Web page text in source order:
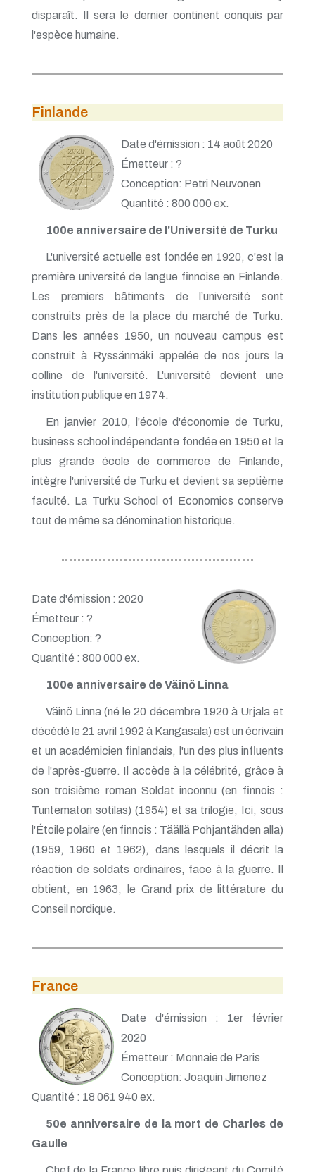
disparaît. Il sera le dernier continent conquis par
l'espèce humaine.
Finlande
Date d'émission : 14 août 2020
Émetteur : ?
Conception: Petri Neuvonen
Quantité : 800 000 ex.
100e anniversaire de l'Université de Turku
L'université actuelle est fondée en 1920, c'est la
première université de langue finnoise en Finlande.
Les premiers bâtiments de l’université sont
construits près de la place du marché de Turku.
Dans les années 1950, un nouveau campus est
construit à Ryssänmäki appelée de nos jours la
colline de l'université. L'université devient une
institution publique en 1974.
En janvier 2010, l'école d'économie de Turku,
business school indépendante fondée en 1950 et la
plus grande école de commerce de Finlande,
intègre l'université de Turku et devient sa septième
faculté. La Turku School of Economics conserve
tout de même sa dénomination historique.
Date d'émission : 2020
Émetteur : ?
Conception: ?
Quantité : 800 000 ex.
100e anniversaire de Väinö Linna
Väinö Linna (né le 20 décembre 1920 à Urjala et
décédé le 21 avril 1992 à Kangasala) est un écrivain
et un académicien finlandais, l'un des plus influents
de l'après-guerre. Il accède à la célébrité, grâce à
son troisième roman Soldat inconnu (en finnois :
Tuntematon sotilas) (1954) et sa trilogie, Ici, sous
l'Étoile polaire (en finnois : Täällä Pohjantähden alla)
(1959, 1960 et 1962), dans lesquels il décrit la
réaction de soldats ordinaires, face à la guerre. Il
obtient, en 1963, le Grand prix de littérature du
Conseil nordique.
France
Date d'émission : 1er février
2020
Émetteur : Monnaie de Paris
Conception: Joaquin Jimenez
Quantité : 18 061 940 ex.
50e anniversaire de la mort de Charles de
Gaulle